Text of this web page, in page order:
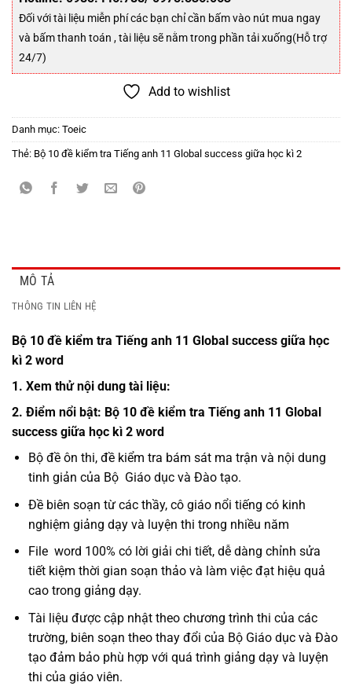
Đối với tài liệu miễn phí các bạn chỉ cần bấm vào nút mua ngay
và bấm thanh toán , tài liệu sẽ nằm trong phần tải xuống(Hỗ trợ
24/7)
Add to wishlist
Danh mục: Toeic
Thẻ: Bộ 10 đề kiểm tra Tiếng anh 11 Global success giữa học kì 2
MÔ TẢ
THÔNG TIN LIÊN HỆ
Bộ 10 đề kiểm tra Tiếng anh 11 Global success giữa học
kì 2 word
1. Xem thử nội dung tài liệu:
2. Điểm nổi bật: Bộ 10 đề kiểm tra Tiếng anh 11 Global
success giữa học kì 2 word
Bộ đề ôn thi, đề kiểm tra bám sát ma trận và nội dung
tinh giản của Bộ Giáo dụcvà Đào tạo.
Đề biên soạn từ các thầy, cô giáo nổi tiếng có kinh
nghiệm giảng dạy và luyện thi trong nhiều năm
File word 100% có lời giải chi tiết, dễ dàng chỉnh sửa
tiết kiệm thời gian soạn thảo và làm việc đạt hiệu quả
cao trong giảng dạy.
Tài liệu được cập nhật theo chương trình thi của các
trường, biên soạn theo thay đổi của Bộ Giáo dục và Đào
tạo đảm bảo phù hợp với quá trình giảng dạy và luyện
thi của giáo viên.